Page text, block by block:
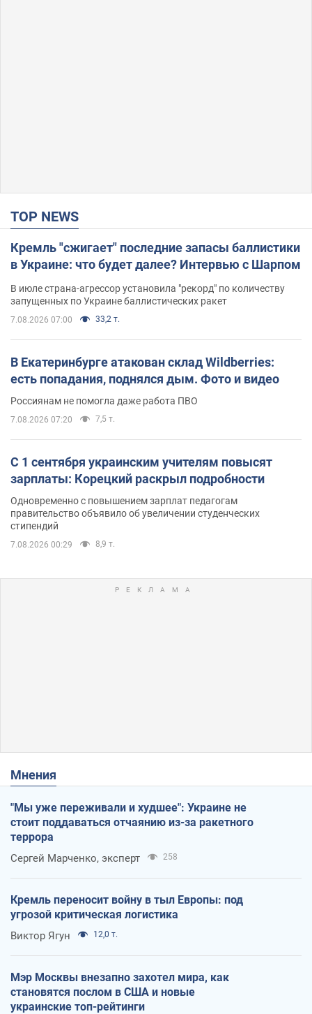
TOP NEWS
Кремль "сжигает" последние запасы баллистики
в Украине: что будет далее? Интервью с Шарпом
В июле страна-агрессор установила "рекорд" по количеству
запущенных по Украине баллистических ракет
7.08.2026 07:00 33,2 т.
В Екатеринбурге атакован склад Wildberries:
есть попадания, поднялся дым. Фото и видео
Россиянам не помогла даже работа ПВО
7.08.2026 07:20 7,5 т.
С 1 сентября украинским учителям повысят
зарплаты: Корецкий раскрыл подробности
Одновременно с повышением зарплат педагогам
правительство объявило об увеличении студенческих
стипендий
7.08.2026 00:29 8,9 т.
Мнения
"Мы уже переживали и худшее": Украине не
стоит поддаваться отчаянию из-за ракетного
террора
Сергей Марченко, эксперт 258
Кремль переносит войну в тыл Европы: под
угрозой критическая логистика
Виктор Ягун 12,0 т.
Мэр Москвы внезапно захотел мира, как
становятся послом в США и новые
украинские топ-рейтинги